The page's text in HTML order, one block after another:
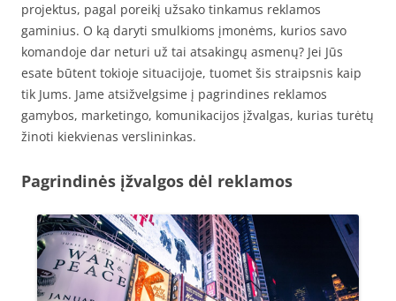
projektus, pagal poreikį užsako tinkamus reklamos
gaminius. O ką daryti smulkioms įmonėms, kurios savo
komandoje dar neturi už tai atsakingų asmenų? Jei Jūs
esate būtent tokioje situacijoje, tuomet šis straipsnis kaip
tik Jums. Jame atsižvelgsime į pagrindines reklamos
gamybos, marketingo, komunikacijos įžvalgas, kurias turėtų
žinoti kiekvienas verslininkas.
Pagrindinės įžvalgos dėl reklamos